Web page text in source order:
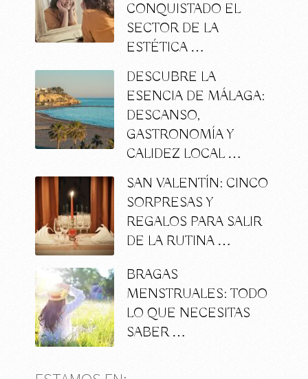
CONQUISTADO EL
SECTOR DE LA
ESTÉTICA …
DESCUBRE LA
ESENCIA DE MÁLAGA:
DESCANSO,
GASTRONOMÍA Y
CALIDEZ LOCAL …
SAN VALENTÍN: CINCO
SORPRESAS Y
REGALOS PARA SALIR
DE LA RUTINA …
BRAGAS
MENSTRUALES: TODO
LO QUE NECESITAS
SABER …